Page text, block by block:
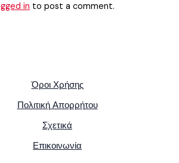
in to post a comment.
Όροι Χρήσης
Πολιτική Απορρήτου
Σχετικά
Επικοινωνία